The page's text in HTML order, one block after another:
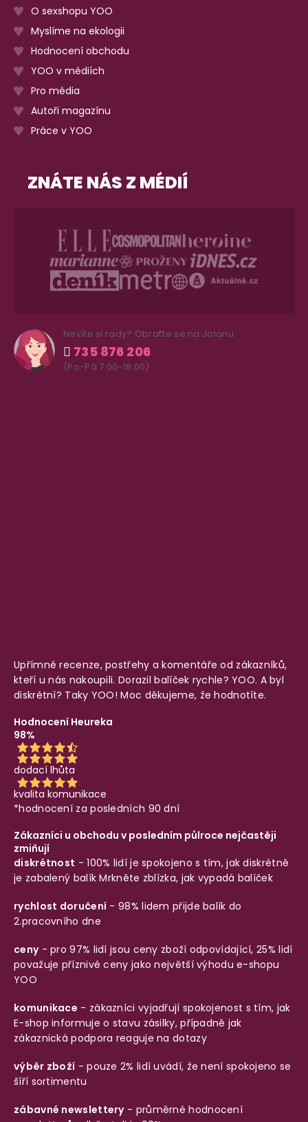
O sexshopu YOO
Myslíme na ekologii
Hodnocení obchodu
YOO v médiích
Pro média
Autoři magazínu
Práce v YOO
ZNÁTE NÁS Z MÉDIÍ
Nevíte si rady? Obraťte se na Jolanu
735 876 206
(Po-Pá 7.00-18.00)
Upřímné recenze, postřehy a komentáře od zákazníků,
kteří u nás nakoupili. Dorazil balíček rychle? YOO. A byl
diskrétní? Taky YOO! Moc děkujeme, že hodnotíte.
Hodnocení Heureka
98%
dodací lhůta
kvalita komunikace
*hodnocení za posledních 90 dní
Zákazníci u obchodu v posledním půlroce nejčastěji
zmiňují
diskrétnost - 100% lidí je spokojeno s tím, jak diskrétně
je zabalený balíkMrkněte zblízka, jak vypadá balíček
rychlost doručení - 98% lidem přijde balík do
2.pracovního dne
ceny- pro 97% lidí jsou ceny zboží odpovídající, 25% lidí
považuje příznivé ceny jako největší výhodu e-shopu
YOO
komunikace - zákazníci vyjadřují spokojenost s tím, jak
E-shop informuje o stavu zásilky, případně jak
zákaznická podpora reaguje na dotazy
výběr zboží - pouze 2% lidí uvádí, že není spokojeno se
šíří sortimentu
zábavné newslettery- průměrné hodnocení